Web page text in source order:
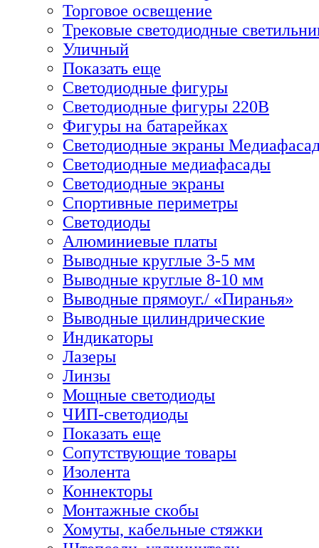
Торговое освещение
Трековые светодиодные
Уличный
Показать еще
Светодиодные фигуры
Светодиодные фигуры 220В
Фигуры на батарейках
Светодиодные экраны
Светодиодные медиафасады
Светодиодные экраны
Спортивные периметры
Светодиоды
Алюминиевые платы
Выводные круглые 3-5 мм
Выводные круглые 8-10 мм
Выводные прямоуг./ «Пиранья»
Выводные цилиндрические
Индикаторы
Лазеры
Линзы
Мощные светодиоды
ЧИП-светодиоды
Показать еще
Сопутствующие товары
Изолента
Коннекторы
Монтажные скобы
Хомуты, кабельные стяжки